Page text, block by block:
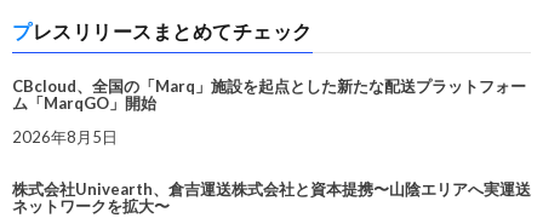
プレスリリースまとめてチェック
CBcloud、全国の「Marq」施設を起点とした新たな配送プラットフォー
ム「MarqGO」開始
2026年8月5日
株式会社Univearth、倉吉運送株式会社と資本提携〜山陰エリアへ実運送
ネットワークを拡大〜